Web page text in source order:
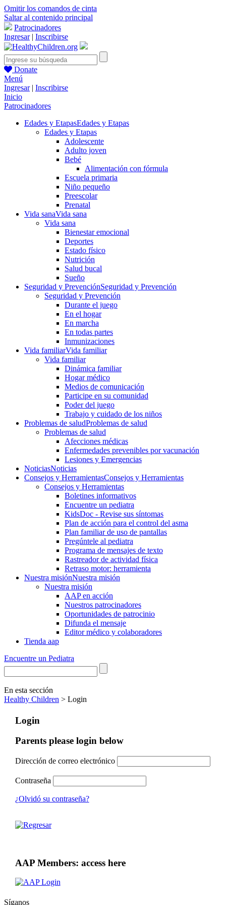
Omitir los comandos de cinta
Saltar al contenido principal
Patrocinadores
Ingresar| Inscribirse
Donate
Menú
Ingresar| Inscribirse
Inicio
Patrocinadores
Edades y EtapasEdades y Etapas
Edades y Etapas
Adolescente
Adulto joven
Bebé
Alimentación con fórmula
Escuela primaria
Niño pequeño
Preescolar
Prenatal
Vida sanaVida sana
Vida sana
Bienestar emocional
Deportes
Estado físico
Nutrición
Salud bucal
Sueño
Seguridad y PrevenciónSeguridad y Prevención
Seguridad y Prevención
Durante el juego
En el hogar
En marcha
En todas partes
Inmunizaciones
Vida familiarVida familiar
Vida familiar
Dinámica familiar
Hogar médico
Medios de comunicación
Participe en su comunidad
Poder del juego
Trabajo y cuidado de los niños
Problemas de saludProblemas de salud
Problemas de salud
Afecciones médicas
Enfermedades prevenibles por vacunación
Lesiones y Emergencias
NoticiasNoticias
Consejos y HerramientasConsejos y Herramientas
Consejos y Herramientas
Boletines informativos
Encuentre un pediatra
KidsDoc - Revise sus síntomas
Plan de acción para el control del asma
Plan familiar de uso de pantallas
Pregúntele al pediatra
Programa de mensajes de texto
Rastre​​ador de activida​d física
Retraso motor: herramienta
Nuestra misiónNuestra misión
Nuestra misión
AAP en acción
Nuestros patrocinadores
Oportunidades de patrocinio
Difunda el mensaje
Editor médico y colaboradores
Tienda aap
Encuentre un Pediatra
En esta sección
Healthy Children > Login
Login
Parents please login below
Dirección de correo electrónico
Contraseña
¿Olvidó su contraseña?
AAP Members: access here
Síganos